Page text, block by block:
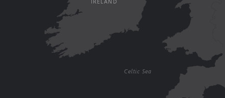
Pulsa intro para buscar o ESC para cerrar